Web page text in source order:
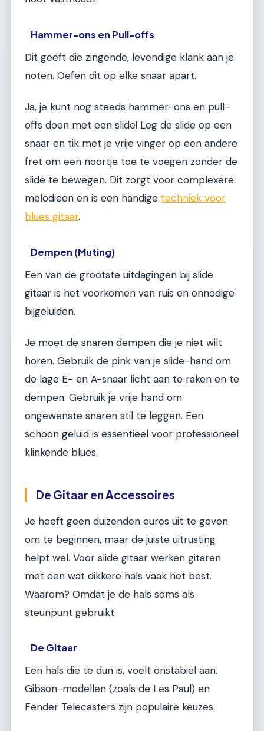
Hammer-ons en Pull-offs
Dit geeft die zingende, levendige klank aan je
noten. Oefen dit op elke snaar apart.
Ja, je kunt nog steeds hammer-ons en pull-
offs doen met een slide! Leg de slide op een
snaar en tik met je vrije vinger op een andere
fret om een noortje toe te voegen zonder de
slide te bewegen. Dit zorgt voor complexere
melodieën en is een handige techniek voor
blues gitaar.
Dempen (Muting)
Een van de grootste uitdagingen bij slide
gitaar is het voorkomen van ruis en onnodige
bijgeluiden.
Je moet de snaren dempen die je niet wilt
horen. Gebruik de pink van je slide-hand om
de lage E- en A-snaar licht aan te raken en te
dempen. Gebruik je vrije hand om
ongewenste snaren stil te leggen. Een
schoon geluid is essentieel voor professioneel
klinkende blues.
De Gitaar en Accessoires
Je hoeft geen duizenden euros uit te geven
om te beginnen, maar de juiste uitrusting
helpt wel. Voor slide gitaar werken gitaren
met een wat dikkere hals vaak het best.
Waarom? Omdat je de hals soms als
steunpunt gebruikt.
De Gitaar
Een hals die te dun is, voelt onstabiel aan.
Gibson-modellen (zoals de Les Paul) en
Fender Telecasters zijn populaire keuzes.